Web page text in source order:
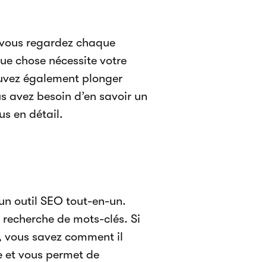
regardez chaque
chose nécessite votre
également plonger
besoin d’en savoir un
en détail.
outil SEO tout-en-un.
de mots-clés. Si
savez comment il
et vous permet de